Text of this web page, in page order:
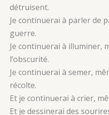
détruisent.
Je continuerai à parler de
guerre.
Je continuerai à illuminer,
l’obscurité.
Je continuerai à semer,
récolte.
Et je continuerai à crier,
Et je dessinerai des